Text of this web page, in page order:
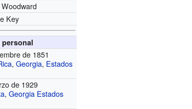
Key
de 1851
,Georgia, Estados
de 1929
,Georgia Estados